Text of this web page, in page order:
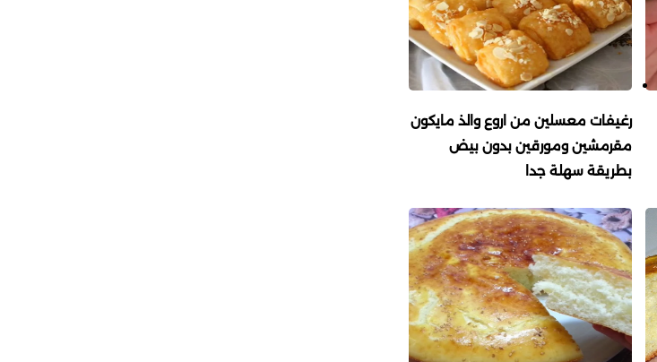
رغيفات معسلين من اروع والذ مايكون
مقرمشين ومورقين بدون بيض
بطريقة سهلة جدا